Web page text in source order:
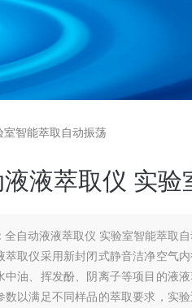
智能萃取自动振荡
液萃取仪 实
全自动液液萃取仪 实验室智能萃取
萃取仪采用新封闭式静音洁净空气
中油、挥发酚、阴离子等项目的液
数以满足不同样品的萃取要求，实